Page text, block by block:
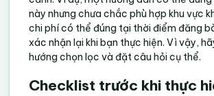
này nhưng chưa chắc phù hợp khu vực
chi phí có thể đúng tại thời điểm đăng
xác nhận lại khi bạn thực hiện. Vì vậy,
hướng chọn lọc và đặt câu hỏi cụ thể.
Checklist trước khi thực